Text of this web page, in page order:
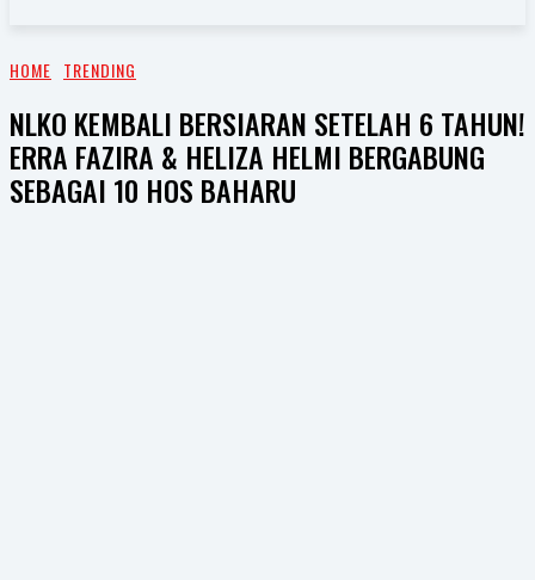
HOME TRENDING
NLKO KEMBALI BERSIARAN SETELAH 6 TAHUN!
ERRA FAZIRA & HELIZA HELMI BERGABUNG
SEBAGAI 10 HOS BAHARU